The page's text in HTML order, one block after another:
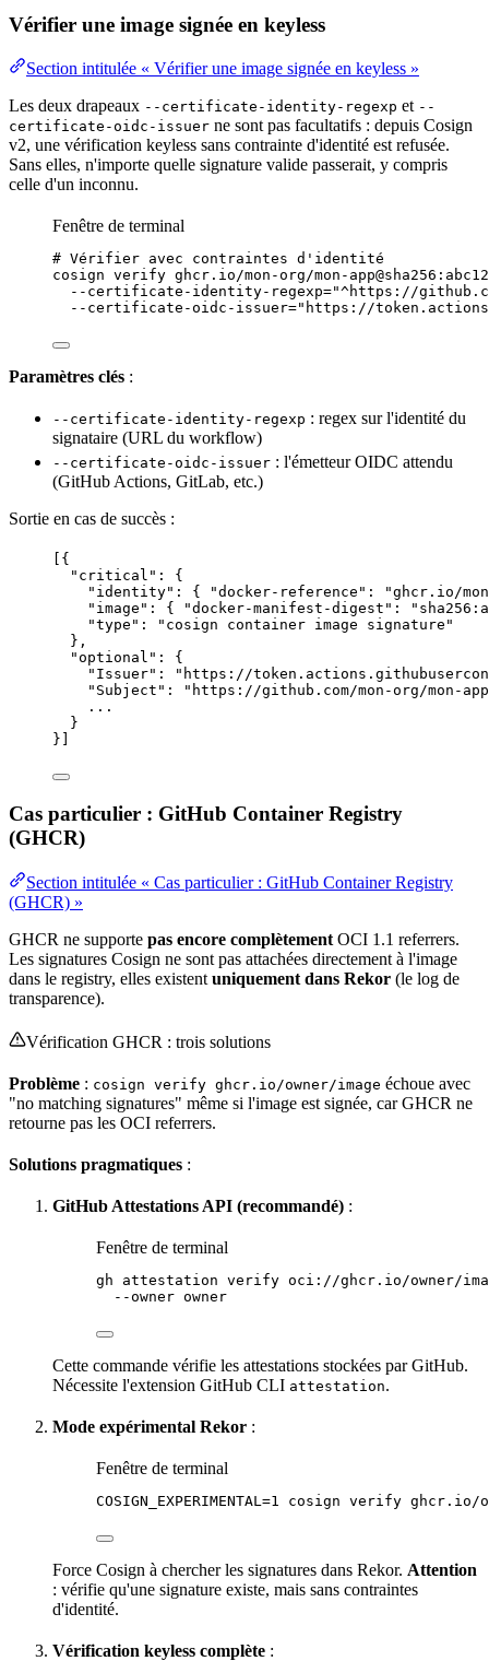
Vérifier une image signée en keyless
Section intitulée « Vérifier une image signée en keyless »
Les deux drapeaux --certificate-identity-regexp et --
certificate-oidc-issuer ne sont pas facultatifs : depuis Cosign
v2, une vérification keyless sans contrainte d'identité est refusée.
Sans elles, n'importe quelle signature valide passerait, y compris
celle d'un inconnu.
Fenêtre de terminal
# Vérifier avec contraintes d'identité
cosign verify ghcr.io/mon-org/mon-
--certificate-identity-regexp="^https://
--certificate-oidc-issuer=" https://
Paramètres clés :
--certificate-identity-regexp : regex sur l'identité du
signataire (URL du workflow)
--certificate-oidc-issuer : l'émetteur OIDC attendu
(GitHub Actions, GitLab, etc.)
Sortie en cas de succès :
[{
"critical" : {
"identity" : { "docker-reference" : "ghcr.io/
"image" : { "docker-manifest-digest" : "
"type" : " cosign container image signature "
},
"optional" : {
"Issuer" : " https://
"Subject" : " https://github.com/mon-org/mon-
...
}
}]
Cas particulier : GitHub Container Registry
(GHCR)
Section intitulée « Cas particulier : GitHub Container Registry
(GHCR) »
GHCR ne supporte pas encore complètement OCI 1.1 referrers.
Les signatures Cosign ne sont pas attachées directement à l'image
dans le registry, elles existent uniquement dans Rekor (le log de
transparence).
Vérification GHCR : trois solutions
Problème : cosign verify ghcr.io/owner/image échoue avec
"no matching signatures" même si l'image est signée, car GHCR ne
retourne pas les OCI referrers.
Solutions pragmatiques :
GitHub Attestations API (recommandé) :
Fenêtre de terminal
gh attestation verify oci://ghcr.io/owner/
--owner owner
Cette commande vérifie les attestations stockées par GitHub.
Nécessite l'extension GitHub CLI attestation.
Mode expérimental Rekor :
Fenêtre de terminal
COSIGN_EXPERIMENTAL =1 cosign verify ghcr.io/
Force Cosign à chercher les signatures dans Rekor. Attention
: vérifie qu'une signature existe, mais sans contraintes
d'identité.
Vérification keyless complète :